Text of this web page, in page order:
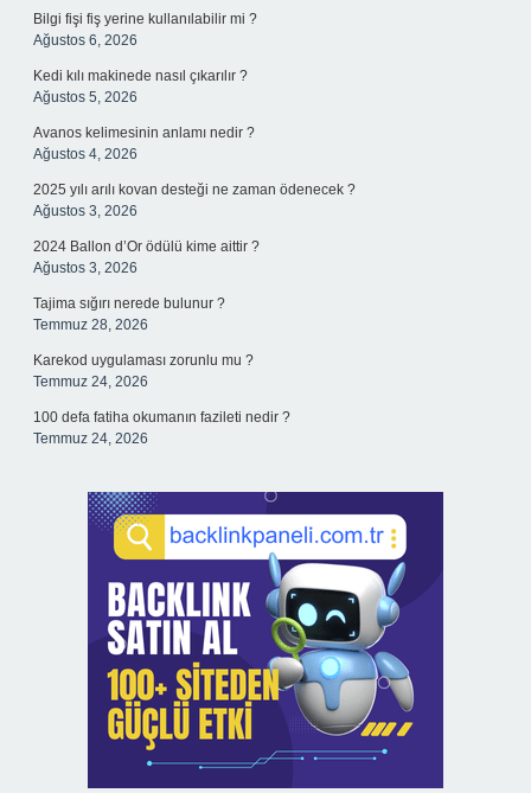
Bilgi fişi fiş yerine kullanılabilir mi ?
Ağustos 6, 2026
Kedi kılı makinede nasıl çıkarılır ?
Ağustos 5, 2026
Avanos kelimesinin anlamı nedir ?
Ağustos 4, 2026
2025 yılı arılı kovan desteği ne zaman ödenecek ?
Ağustos 3, 2026
2024 Ballon d’Or ödülü kime aittir ?
Ağustos 3, 2026
Tajima sığırı nerede bulunur ?
Temmuz 28, 2026
Karekod uygulaması zorunlu mu ?
Temmuz 24, 2026
100 defa fatiha okumanın fazileti nedir ?
Temmuz 24, 2026